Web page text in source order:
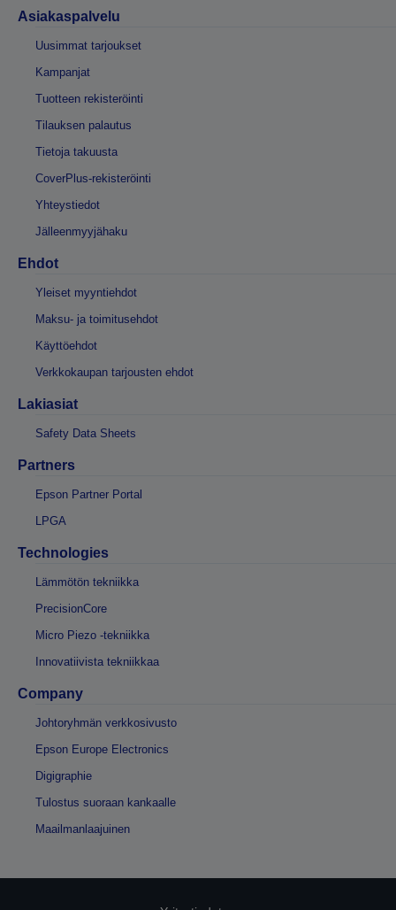
Asiakaspalvelu
Uusimmat tarjoukset
Kampanjat
Tuotteen rekisteröinti
Tilauksen palautus
Tietoja takuusta
CoverPlus-rekisteröinti
Yhteystiedot
Jälleenmyyjähaku
Ehdot
Yleiset myyntiehdot
Maksu- ja toimitusehdot
Käyttöehdot
Verkkokaupan tarjousten ehdot
Lakiasiat
Safety Data Sheets
Partners
Epson Partner Portal
LPGA
Technologies
Lämmötön tekniikka
PrecisionCore
Micro Piezo -tekniikka
Innovatiivista tekniikkaa
Company
Johtoryhmän verkkosivusto
Epson Europe Electronics
Digigraphie
Tulostus suoraan kankaalle
Maailmanlaajuinen